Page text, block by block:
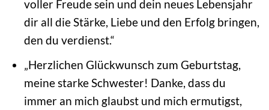
voller Freude sein und dein neues Lebensjahr
dir all die Stärke, Liebe und den Erfolg bringen,
den du verdienst.“
„Herzlichen Glückwunsch zum Geburtstag,
meine starke Schwester! Danke, dass du
immer an mich glaubst und mich ermutigst,